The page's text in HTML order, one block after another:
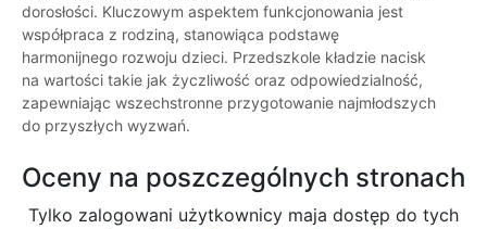
dorosłości. Kluczowym aspektem funkcjonowania jest
współpraca z rodziną, stanowiąca podstawę
harmonijnego rozwoju dzieci. Przedszkole kładzie nacisk
na wartości takie jak życzliwość oraz odpowiedzialność,
zapewniając wszechstronne przygotowanie najmłodszych
do przyszłych wyzwań.
Oceny na poszczególnych stronach
Tylko zalogowani użytkownicy maja dostęp do tych